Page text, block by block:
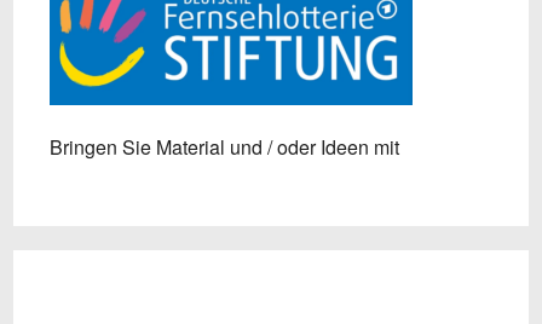
Bringen Sie Material und / oder Ideen mit